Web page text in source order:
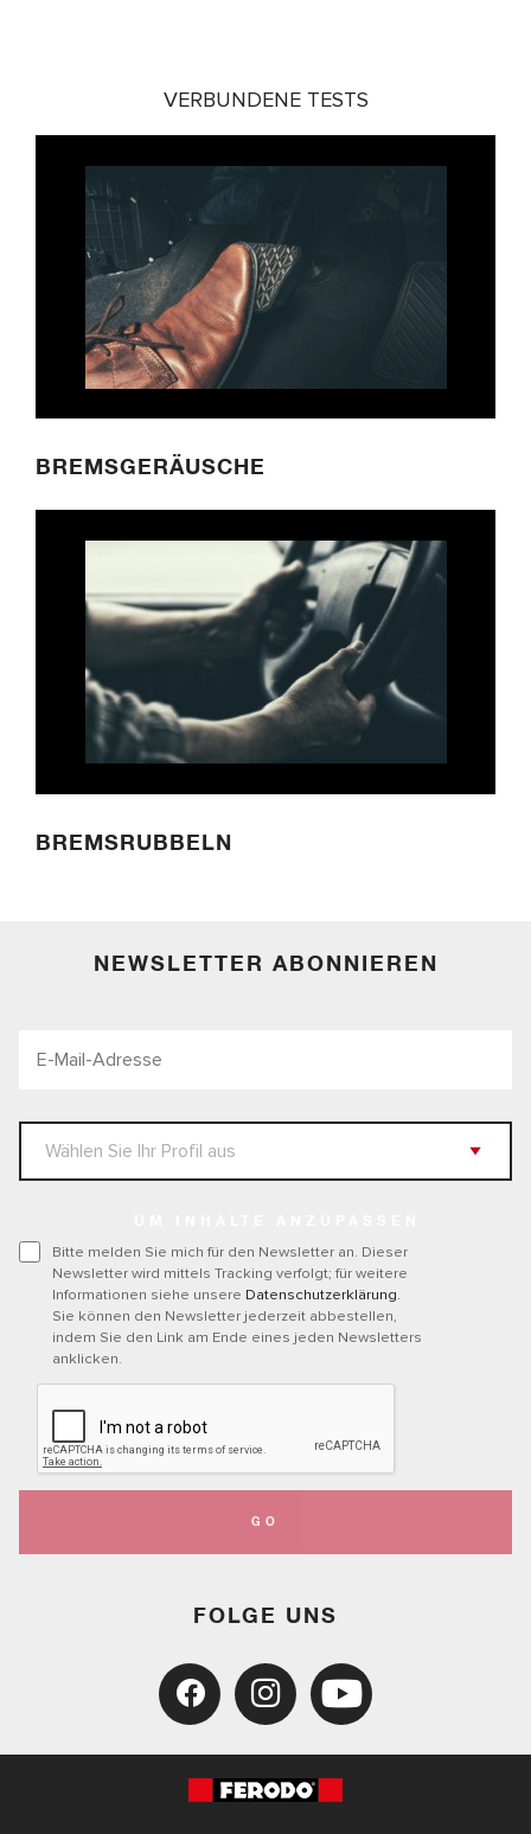
VERBUNDENE TESTS
BREMSGERÄUSCHE
BREMSRUBBELN
NEWSLETTER ABONNIEREN
Bitte melden Sie mich für den Newsletter an. Dieser
Newsletter wird mittels Tracking verfolgt; für weitere
Informationen siehe unsere Datenschutzerklärung.
Sie können den Newsletter jederzeit abbestellen,
indem Sie den Link am Ende eines jeden Newsletters
anklicken.
GO
FOLGE UNS